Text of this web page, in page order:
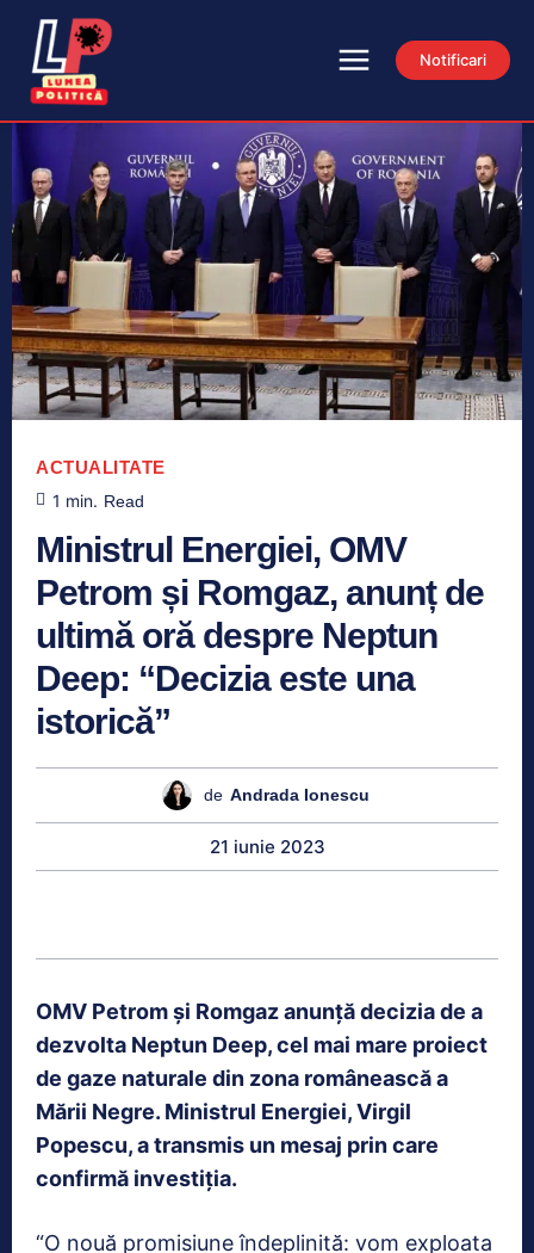
Notificari
ACTUALITATE
1 min. Read
Ministrul Energiei, OMV
Petrom și Romgaz, anunț de
ultimă oră despre Neptun
Deep: “Decizia este una
istorică”
de Andrada Ionescu
21 iunie 2023
OMV Petrom și Romgaz anunță decizia de a
dezvolta Neptun Deep, cel mai mare proiect
de gaze naturale din zona românească a
Mării Negre. Ministrul Energiei, Virgil
Popescu, a transmis un mesaj prin care
confirmă investiția.
“O nouă promisiune îndeplinită: vom exploata